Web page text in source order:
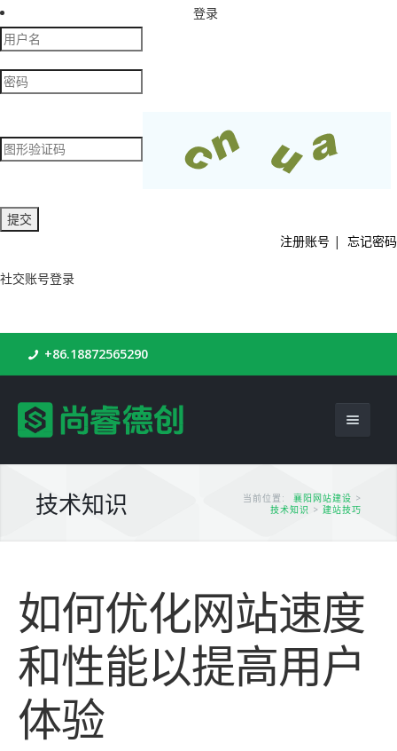
登录
注册账号 | 忘记密码
社交账号登录
+86.18872565290
服务项目
网站建设
平面设计
PSD转HTML
解决方案
企业网站
商城网站
产品服务
尚睿德创程序
网站模板
技术知识 当前位置: 襄阳网站建设 >
技术知识 > 建站技巧
如何优化网站速度
和性能以提高用户
体验